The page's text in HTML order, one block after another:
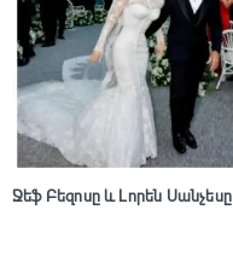
Ջեֆ Բեզոսը և Լորեն